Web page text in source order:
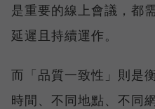
是重要的線上會議，都
延遲且持續運作。
而「品質一致性」則是
時間、不同地點、不同